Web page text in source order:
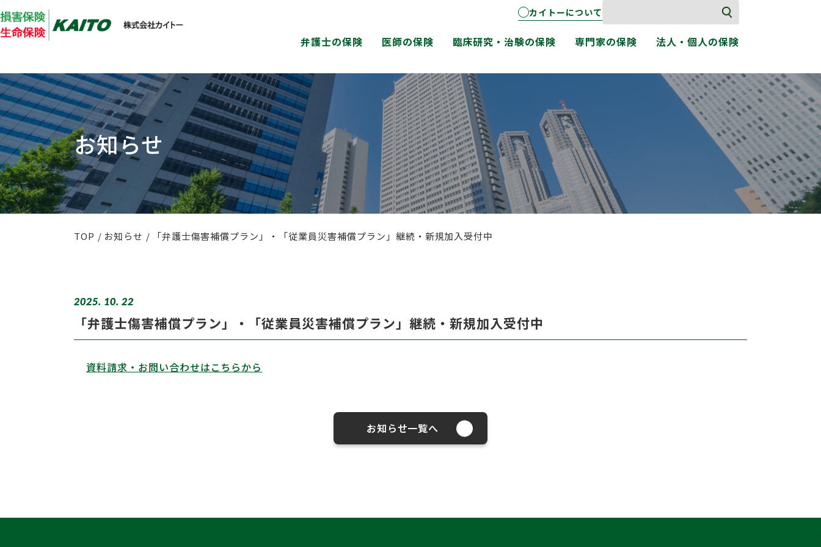
カイトーについて
弁護士の保険 医師の保険 臨床研究・治験の保険 専門家の保険 法人・個人の保険
お知らせ
TOP お知らせ 「弁護士傷害補償プラン」・「従業員災害補償プラン」継続・新規加入受付中
2025. 10. 22
「弁護士傷害補償プラン」・「従業員災害補償プラン」継続・新規加入受付中
資料請求・お問い合わせはこちらから
お知らせ一覧へ